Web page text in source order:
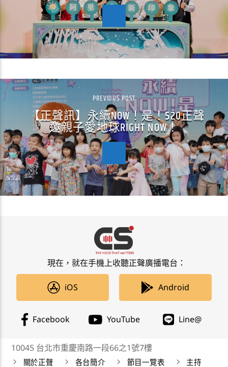
PREVIOUS POST
【正聲訊】永續NOW！是！520正聲
邀親子愛地球RIGHT NOW！
現在，就在手機上收聽正聲廣播電台：
iOS Android
Facebook YouTube Line@
10045 台北市重慶南路一段66之1號7樓
關於正聲
各台簡介 節目一覽表 主持